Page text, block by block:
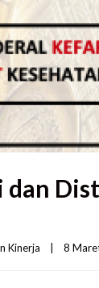
dan
Kinerja 8